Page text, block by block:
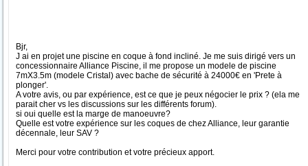
Bjr,
J ai en projet une piscine en coque à fond incliné. Je me suis dirigé vers un
concessionnaire Alliance Piscine, il me propose un modele de piscine
7mX3.5m (modele Cristal) avec bache de sécurité à 24000€ en 'Prete à
plonger'.
A votre avis, ou par expérience, est ce que je peux négocier le prix ? (ela me
parait cher vs les discussions sur les différents forum).
si oui quelle est la marge de manoeuvre?
Quelle est votre expérience sur les coques de chez Alliance, leur garantie
décennale, leur SAV ?
Merci pour votre contribution et votre précieux apport.